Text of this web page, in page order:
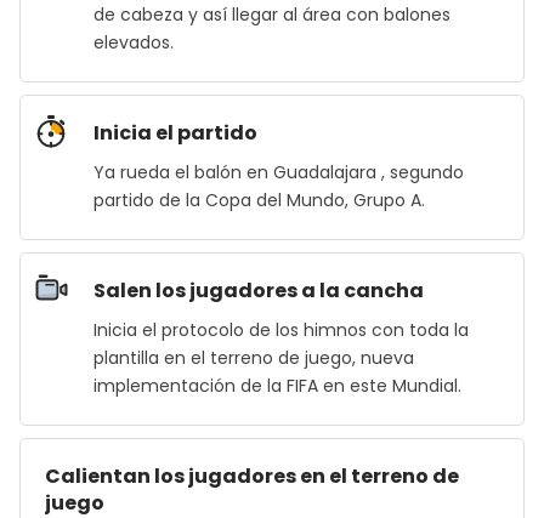
de cabeza y así llegar al área con balones
elevados.
Inicia el partido
Ya rueda el balón en Guadalajara , segundo
partido de la Copa del Mundo, Grupo A.
Salen los jugadores a la cancha
Inicia el protocolo de los himnos con toda la
plantilla en el terreno de juego, nueva
implementación de la FIFA en este Mundial.
Calientan los jugadores en el terreno de
juego